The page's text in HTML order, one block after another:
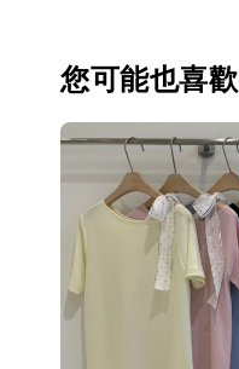
您可能也喜歡